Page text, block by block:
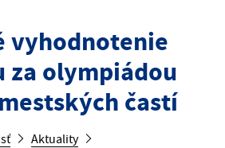
vyhodnotenie
za olympiádou
častí
Aktuality